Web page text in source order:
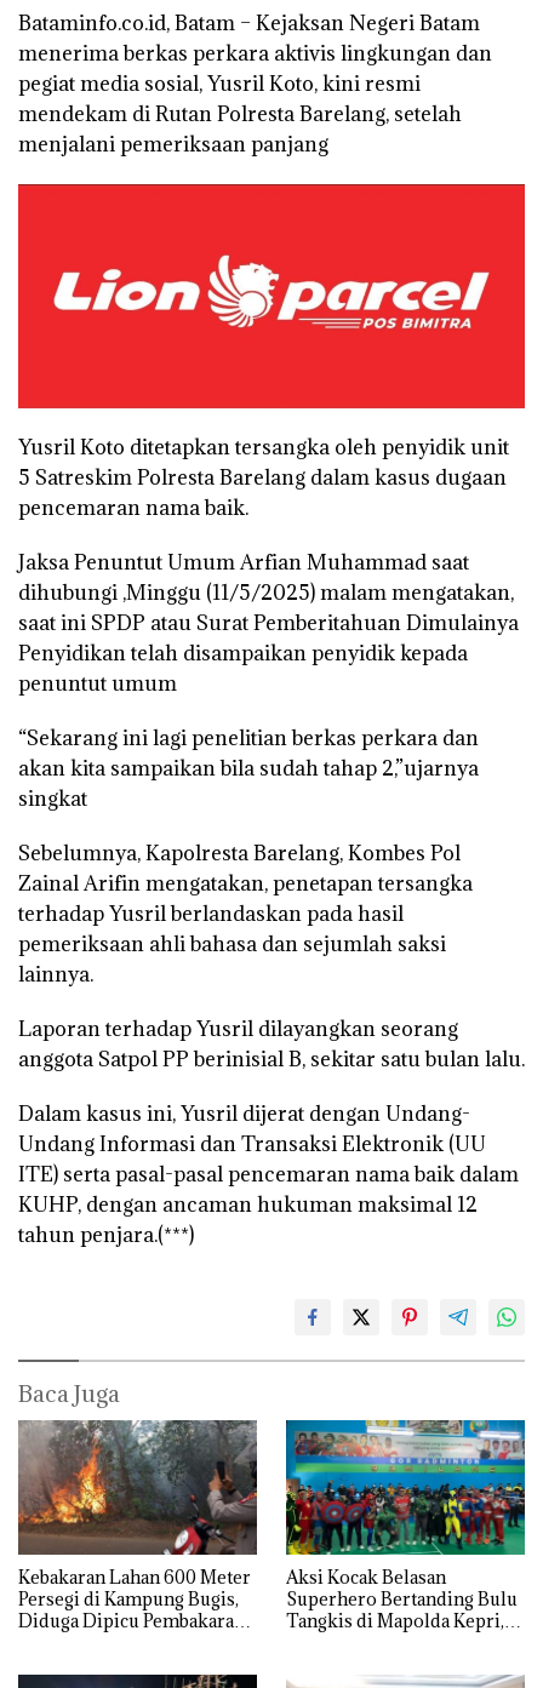
Bataminfo.co.id, Batam – Kejaksan Negeri Batam
menerima berkas perkara aktivis lingkungan dan
pegiat media sosial, Yusril Koto, kini resmi
mendekam di Rutan Polresta Barelang, setelah
menjalani pemeriksaan panjang
Yusril Koto ditetapkan tersangka oleh penyidik unit
5 Satreskim Polresta Barelang dalam kasus dugaan
pencemaran nama baik.
Jaksa Penuntut Umum Arfian Muhammad saat
dihubungi ,Minggu (11/5/2025) malam mengatakan,
saat ini SPDP atau Surat Pemberitahuan Dimulainya
Penyidikan telah disampaikan penyidik kepada
penuntut umum
“Sekarang ini lagi penelitian berkas perkara dan
akan kita sampaikan bila sudah tahap 2,”ujarnya
singkat
Sebelumnya, Kapolresta Barelang, Kombes Pol
Zainal Arifin mengatakan, penetapan tersangka
terhadap Yusril berlandaskan pada hasil
pemeriksaan ahli bahasa dan sejumlah saksi
lainnya.
Laporan terhadap Yusril dilayangkan seorang
anggota Satpol PP berinisial B, sekitar satu bulan lalu.
Dalam kasus ini, Yusril dijerat dengan Undang-
Undang Informasi dan Transaksi Elektronik (UU
ITE) serta pasal-pasal pencemaran nama baik dalam
KUHP, dengan ancaman hukuman maksimal 12
tahun penjara.(***)
Baca Juga
Kebakaran Lahan 600 Meter
Persegi di Kampung Bugis,
Diduga Dipicu Pembakaran
Aksi Kocak Belasan
Superhero Bertanding Bulu
Tangkis di Mapolda Kepri,